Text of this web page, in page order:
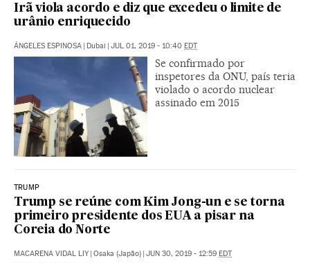
Irã viola acordo e diz que excedeu o limite de
urânio enriquecido
ÁNGELES ESPINOSA | Dubai | JUL 01, 2019 - 10:40 EDT
Se confirmado por
inspetores da ONU, país teria
violado o acordo nuclear
assinado em 2015
TRUMP
Trump se reúne com Kim Jong-un e se torna
primeiro presidente dos EUA a pisar na
Coreia do Norte
MACARENA VIDAL LIY | Osaka (Japão) | JUN 30, 2019 - 12:59 EDT